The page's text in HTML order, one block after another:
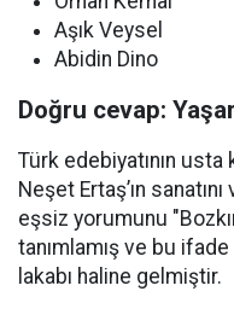
Aşık Veysel
Abidin Dino
Doğru cevap:
Türk edebiyatının
Neşet Ertaş’ın
eşsiz yorumunu
tanımlamış ve bu
lakabı haline gelmiştir.